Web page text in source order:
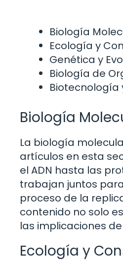
Biología
Ecología y
Genética y
Biología de
Biotecnología
Biología
La biología
artículos en esta
el ADN hasta las
trabajan juntos
proceso de la
contenido no solo
las implicaciones
Ecología y